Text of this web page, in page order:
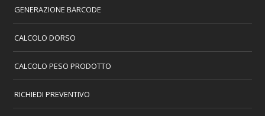
GENERAZIONE BARCODE
CALCOLO DORSO
CALCOLO PESO PRODOTTO
RICHIEDI PREVENTIVO